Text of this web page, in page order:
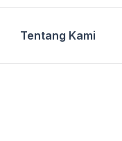
Tentang Kami